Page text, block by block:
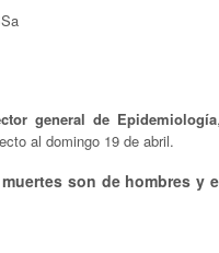
general de Epidemiología
al domingo 19 de abril.
son de hombres